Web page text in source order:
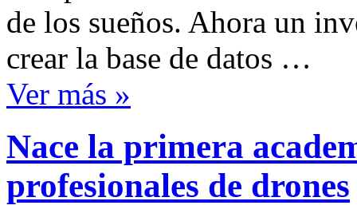
de los sueños. Ahora un
crear la base de datos …
Ver más »
Nace la primera
profesionales de drones